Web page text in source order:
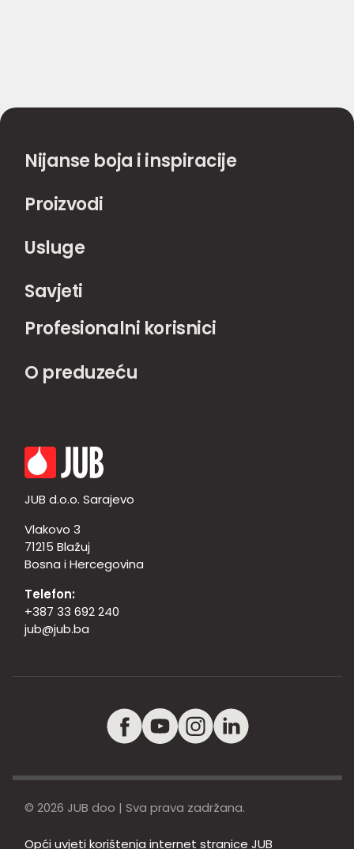
Nijanse boja i inspiracije
Proizvodi
Usluge
Savjeti
Profesionalni korisnici
O preduzeću
JUB d.o.o. Sarajevo
Vlakovo 3
71215 Blažuj
Bosna i Hercegovina
Telefon:
+387 33 692 240
jub@jub.ba
© 2026 JUB doo | Sva prava zadržana.
Opći uvjeti korištenja internet stranice JUB